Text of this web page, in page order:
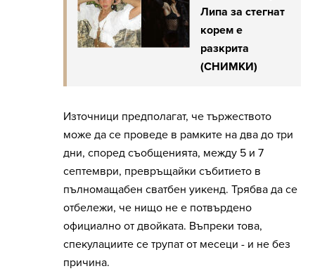
Липа за стегнат
корем е
разкрита
(СНИМКИ)
Източници предполагат, че тържеството
може да се проведе в рамките на два до три
дни, според съобщенията, между 5 и 7
септември, превръщайки събитието в
пълномащабен сватбен уикенд. Трябва да се
отбележи, че нищо не е потвърдено
официално от двойката. Въпреки това,
спекулациите се трупат от месеци - и не без
причина.